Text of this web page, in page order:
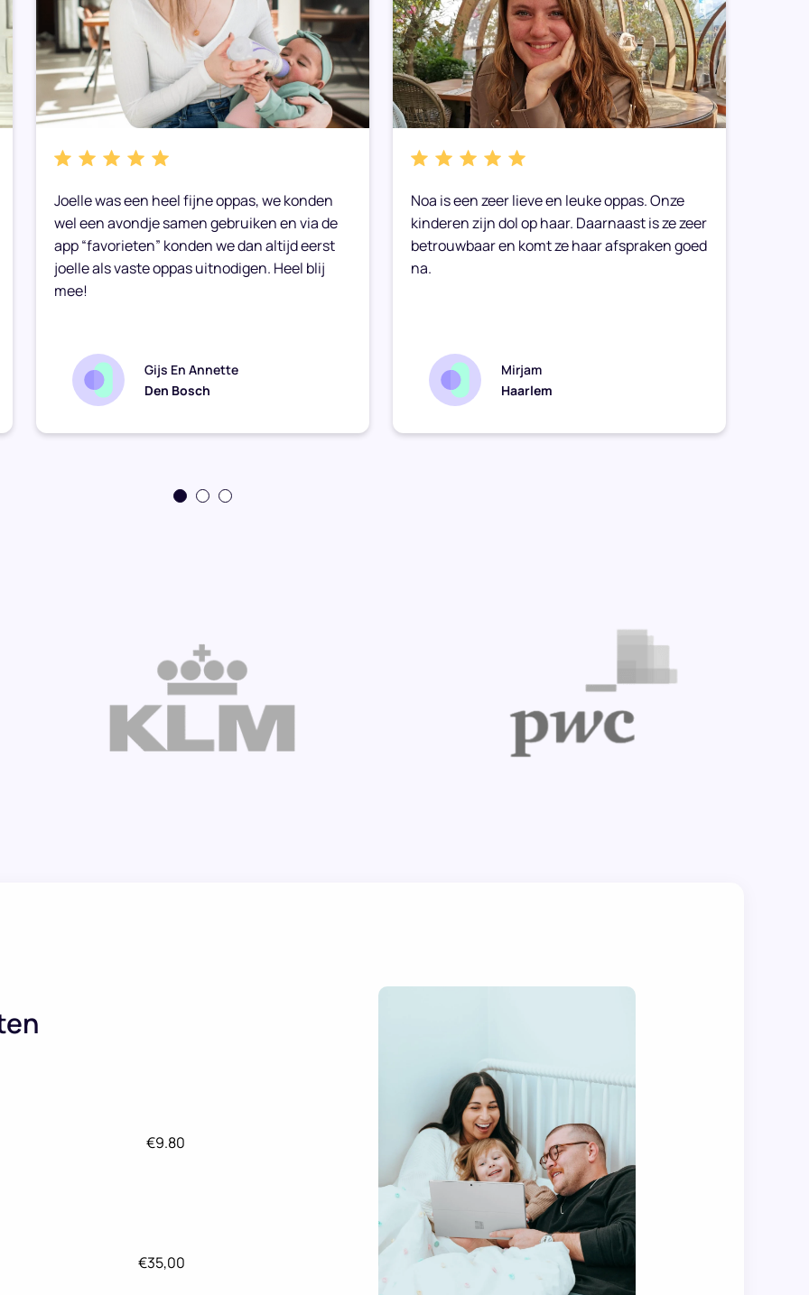
Management afgerond
in Circulaire
bu...
de app!
Joelle was een heel fijne oppas, we konden
wel een avondje samen gebruiken en via de
app “favorieten” konden we dan altijd eerst
joelle als vaste oppas uitnodigen. Heel blij
mee!
Gijs En Annette
Den Bosch
Noa is een zeer lieve en leuke oppas. Onze
kinderen zijn dol op haar. Daarnaast is ze zeer
betrouwbaar en komt ze haar afspraken goed
na.
Mirjam
Haarlem
€9.80
€35,00